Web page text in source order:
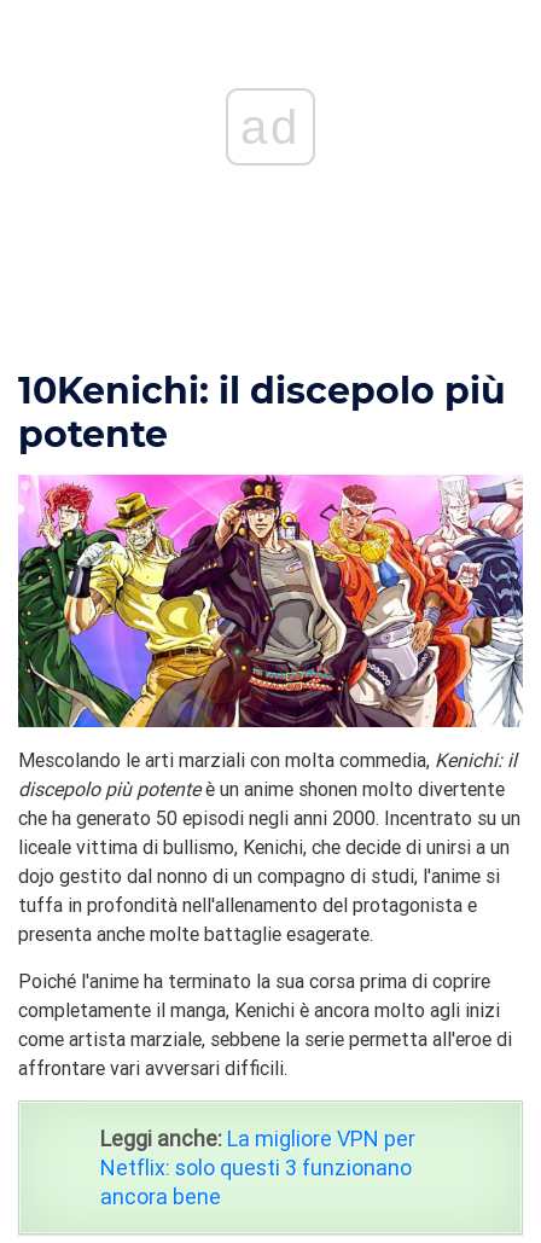
ad
10Kenichi: il discepolo più
potente
Mescolando le arti marziali con molta commedia, Kenichi: il
discepolo più potenteè un anime shonen molto divertente
che ha generato 50 episodi negli anni 2000. Incentrato su un
liceale vittima di bullismo, Kenichi, che decide di unirsi a un
dojo gestito dal nonno di un compagno di studi, l'anime si
tuffa in profondità nell'allenamento del protagonista e
presenta anche molte battaglie esagerate.
Poiché l'anime ha terminato la sua corsa prima di coprire
completamente il manga, Kenichi è ancora molto agli inizi
come artista marziale, sebbene la serie permetta all'eroe di
affrontare vari avversari difficili.
Leggi anche: La migliore VPN per
Netflix: solo questi 3 funzionano
ancora bene